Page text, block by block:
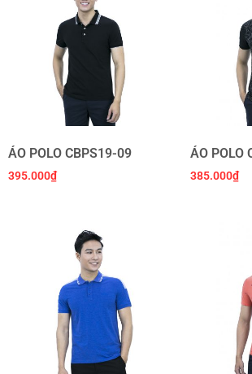
ÁO POLO CBPS19-09
395.000₫
ÁO POLO
385.000₫